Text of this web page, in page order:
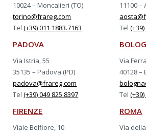
10024 – Moncalieri (TO)
torino@frareg.com
Tel(+39) 011 1883.7163
11100 –
Tel
PADOVA
Via Istria, 55
35135 – Padova (PD)
padova@frareg.com
Tel(+39) 049 825.8397
Via
40128 –
Tel
FIRENZE
Viale Belfiore, 10
ROMA
Via